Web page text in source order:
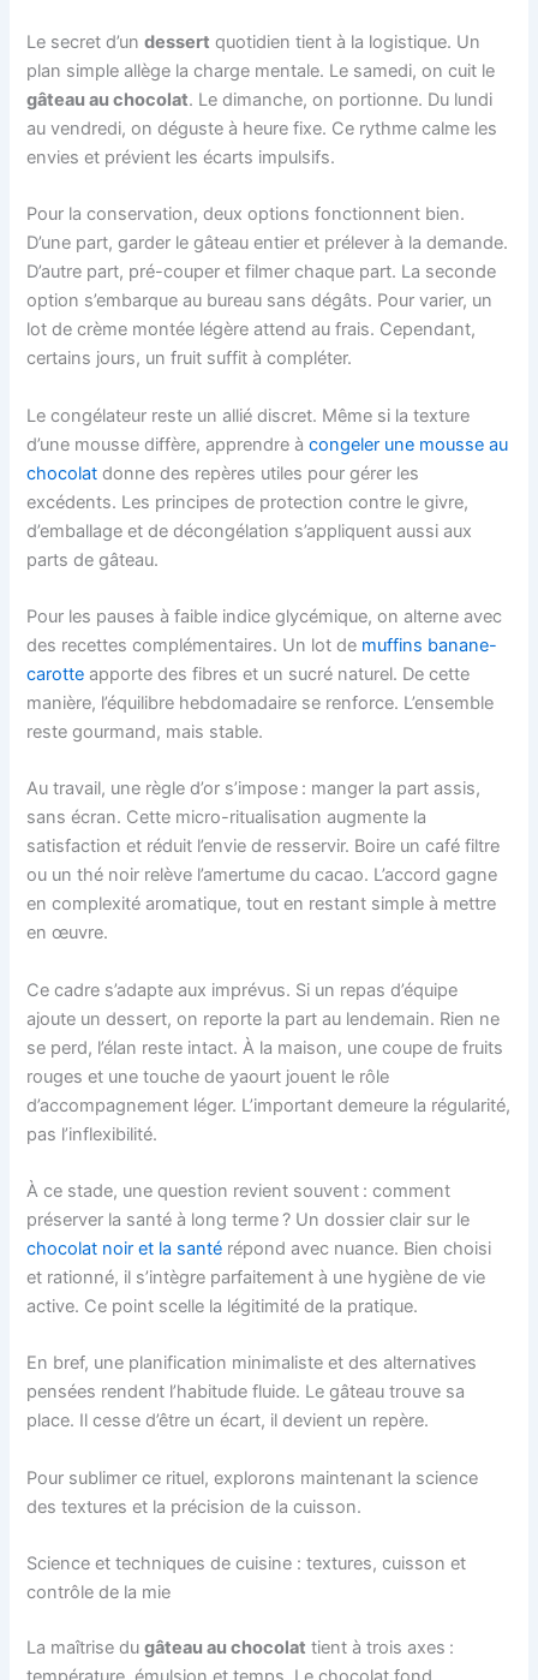
Le secret d’undessert quotidien tient à la logistique. Un
plan simple allège la charge mentale. Le samedi, on cuit le
gâteau au chocolat. Le dimanche, on portionne. Du lundi
au vendredi, on déguste à heure fixe. Ce rythme calme les
envies et prévient les écarts impulsifs.
Pour la conservation, deux options fonctionnent bien.
D’une part, garder le gâteau entier et prélever à la demande.
D’autre part, pré-couper et filmer chaque part. La seconde
option s’embarque au bureau sans dégâts. Pour varier, un
lot de crème montée légère attend au frais. Cependant,
certains jours, un fruit suffit à compléter.
Le congélateur reste un allié discret. Même si la texture
d’une mousse diffère, apprendre àcongeler une mousse au
chocolat donne des repères utiles pour gérer les
excédents. Les principes de protection contre le givre,
d’emballage et de décongélation s’appliquent aussi aux
parts de gâteau.
Pour les pauses à faible indice glycémique, on alterne avec
des recettes complémentaires. Un lot de muffins banane-
carotte apporte des fibres et un sucré naturel. De cette
manière, l’équilibre hebdomadaire se renforce. L’ensemble
reste gourmand, mais stable.
Au travail, une règle d’or s’impose : manger la part assis,
sans écran. Cette micro-ritualisation augmente la
satisfaction et réduit l’envie de resservir. Boire un café filtre
ou un thé noir relève l’amertume du cacao. L’accord gagne
en complexité aromatique, tout en restant simple à mettre
en œuvre.
Ce cadre s’adapte aux imprévus. Si un repas d’équipe
ajoute un dessert, on reporte la part au lendemain. Rien ne
se perd, l’élan reste intact. À la maison, une coupe de fruits
rouges et une touche de yaourt jouent le rôle
d’accompagnement léger. L’important demeure la régularité,
pas l’inflexibilité.
À ce stade, une question revient souvent : comment
préserver la santé à long terme ? Un dossier clair sur le
chocolat noir et la santé répond avec nuance. Bien choisi
et rationné, il s’intègre parfaitement à une hygiène de vie
active. Ce point scelle la légitimité de la pratique.
En bref, une planification minimaliste et des alternatives
pensées rendent l’habitude fluide. Le gâteau trouve sa
place. Il cesse d’être un écart, il devient un repère.
Pour sublimer ce rituel, explorons maintenant la science
des textures et la précision de la cuisson.
Science et techniques de cuisine : textures, cuisson et
contrôle de la mie
La maîtrise dugâteau au chocolat tient à trois axes :